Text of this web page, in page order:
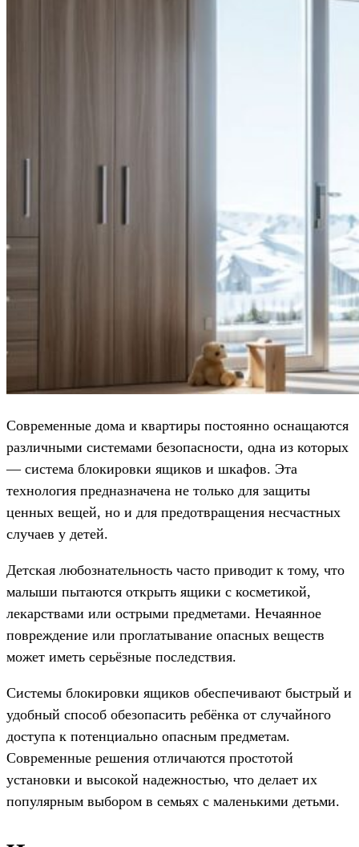
Современные дома и квартиры постоянно оснащаются
различными системами безопасности, одна из которых
— система блокировки ящиков и шкафов. Эта
технология предназначена не только для защиты
ценных вещей, но и для предотвращения несчастных
случаев у детей.
Детская любознательность часто приводит к тому, что
малыши пытаются открыть ящики с косметикой,
лекарствами или острыми предметами. Нечаянное
повреждение или проглатывание опасных веществ
может иметь серьёзные последствия.
Системы блокировки ящиков обеспечивают быстрый и
удобный способ обезопасить ребёнка от случайного
доступа к потенциально опасным предметам.
Современные решения отличаются простотой
установки и высокой надежностью, что делает их
популярным выбором в семьях с маленькими детьми.